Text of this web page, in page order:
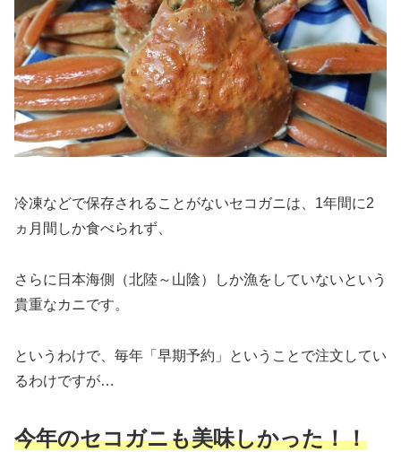
冷凍などで保存されることがないセコガニは、1年間に2
ヵ月間しか食べられず、
さらに日本海側（北陸～山陰）しか漁をしていないという
貴重なカニです。
というわけで、毎年「早期予約」ということで注文してい
るわけですが…
今年のセコガニも美味しかった！！